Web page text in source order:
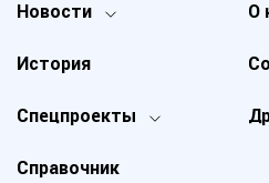
Новости
Спецпроекты
История
О
Справочник